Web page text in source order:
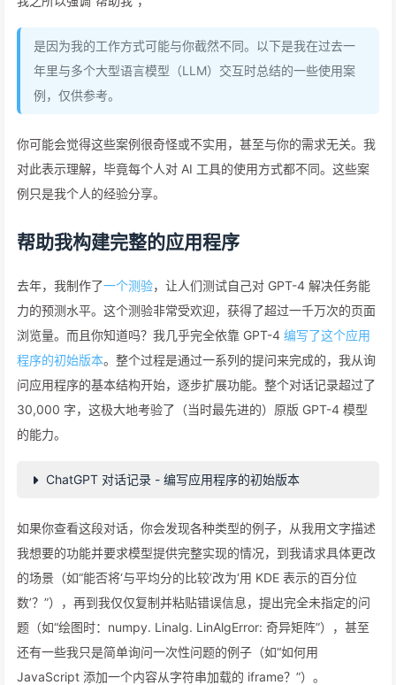
是因为我的工作方式可能与你截然不同。以下是我在过去一
年里与多个大型语言模型（LLM）交互时总结的一些使用案
例，仅供参考。
你可能会觉得这些案例很奇怪或不实用，甚至与你的需求无关。我
对此表示理解，毕竟每个人对 AI 工具的使用方式都不同。这些案
例只是我个人的经验分享。
帮助我构建完整的应用程序
去年，我制作了一个测验，让人们测试自己对 GPT-4 解决任务能
力的预测水平。这个测验非常受欢迎，获得了超过一千万次的页面
浏览量。而且你知道吗？我几乎完全依靠 GPT-4 编写了这个应用
程序的初始版本。整个过程是通过一系列的提问来完成的，我从询
问应用程序的基本结构开始，逐步扩展功能。整个对话记录超过了
30,000 字，这极大地考验了（当时最先进的）原版 GPT-4 模型
的能力。
ChatGPT 对话记录 - 编写应用程序的初始版本
如果你查看这段对话，你会发现各种类型的例子，从我用文字描述
我想要的功能并要求模型提供完整实现的情况，到我请求具体更改
的场景（如“能否将‘与平均分的比较’改为‘用 KDE 表示的百分位
数’？”），再到我仅仅复制并粘贴错误信息，提出完全未指定的问
题（如“绘图时：numpy. Linalg. LinAlgError: 奇异矩阵”），甚至
还有一些我只是简单询问一次性问题的例子（如“如何用
JavaScript 添加一个内容从字符串加载的 iframe？”）。